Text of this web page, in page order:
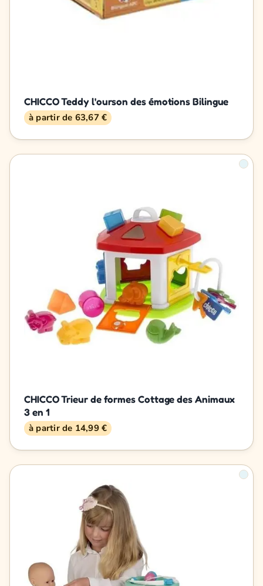
CHICCO Teddy l'ourson des émotions Bilingue
à partir de 63,67 €
CHICCO Trieur de formes Cottage des Animaux
3 en 1
à partir de 14,99 €